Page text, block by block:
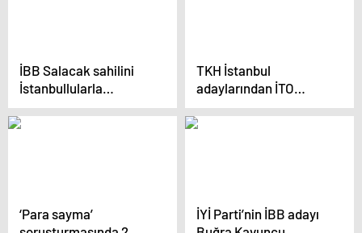
İBB Salacak sahilini
İstanbullularla
buluşturdu… Ekrem
İmamoğlu: İsraf ve
TKH İstanbul
adaylarından İTO
önünde protesto:
Katılık dediğiniz sizin
‘Para sayma’
İYİ Parti’nin İBB adayı